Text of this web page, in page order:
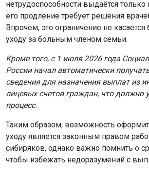
нетрудоспособности выдаётся только
его продление требует решения
Впрочем, это ограничение не
уходу за больным членом семьи.
Кроме того, с 1 июля 2026 года
России начал автоматически
сведения для назначения выплат из
лицевых счетов граждан, что должно
процесс.
Таким образом, возможность
уходу является законным правом
сибиряков, однако важно помнить о
чтобы избежать недоразумений с